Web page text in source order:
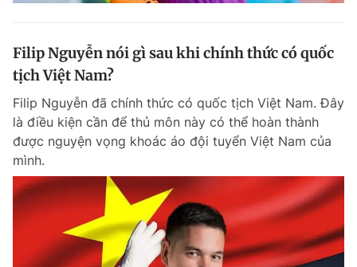
Filip Nguyễn nói gì sau khi chính thức có quốc
tịch Việt Nam?
Filip Nguyễn đã chính thức có quốc tịch Việt Nam. Đây
là điều kiện cần để thủ môn này có thể hoàn thành
được nguyện vọng khoác áo đội tuyển Việt Nam của
mình.